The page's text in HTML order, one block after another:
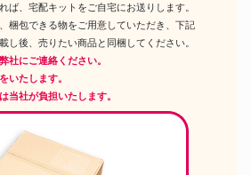
ば、宅配キットをご自宅にお送りします。
梱包できる物をご用意していただき、下記
し後、売りたい商品と同梱してください。
社にご連絡ください。
いたします。
当社が負担いたします。